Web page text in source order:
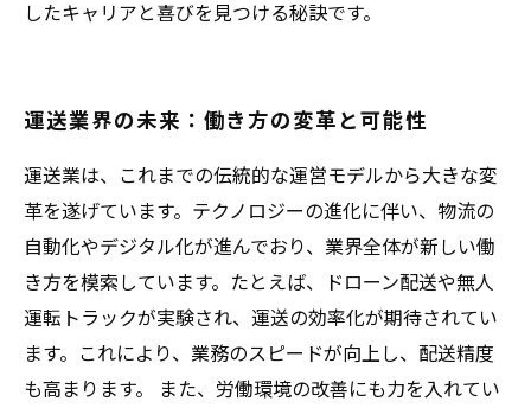
したキャリアと喜びを見つける秘訣です。
運送業界の未来：働き方の変革と可能性
運送業は、これまでの伝統的な運営モデルから大きな変
革を遂げています。テクノロジーの進化に伴い、物流の
自動化やデジタル化が進んでおり、業界全体が新しい働
き方を模索しています。たとえば、ドローン配送や無人
運転トラックが実験され、運送の効率化が期待されてい
ます。これにより、業務のスピードが向上し、配送精度
も高まります。 また、労働環境の改善にも力を入れてい